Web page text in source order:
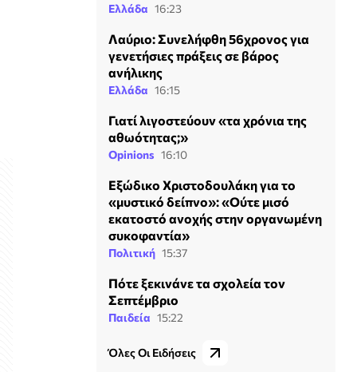
Ελλάδα 16:23
Λαύριο: Συνελήφθη 56χρονος για
γενετήσιες πράξεις σε βάρος
ανήλικης
Ελλάδα 16:15
Γιατί λιγοστεύουν «τα χρόνια της
αθωότητας;»
Opinions 16:10
Εξώδικο Χριστοδουλάκη για το
«μυστικό δείπνο»: «Ούτε μισό
εκατοστό ανοχής στην οργανωμένη
συκοφαντία»
Πολιτική 15:37
Πότε ξεκινάνε τα σχολεία τον
Σεπτέμβριο
Παιδεία 15:22
Όλες Οι Ειδήσεις